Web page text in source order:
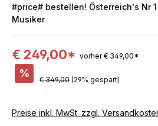
#price# bestellen! Österreich's Nr
Musiker
€ 249,00* vorher € 349,00*
%
€ 349,00 (29% gespart)
Preise inkl. MwSt. zzgl.